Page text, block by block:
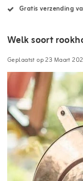
Gratis verzending
Welk soort
Geplaatst op23 Maart